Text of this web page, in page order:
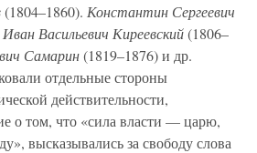
(1804–1860). Константин Сергеевич
Иван Васильевич Киреевский(1806–
Самарин(1819–1876) и др.
отдельные стороны
действительности,
о том, что «сила власти — царю,
высказывались за свободу слова